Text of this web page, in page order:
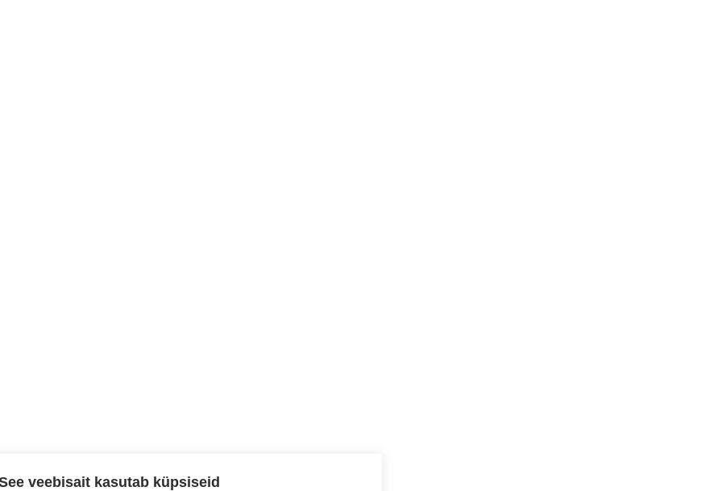
veebisait kasutab küpsiseid